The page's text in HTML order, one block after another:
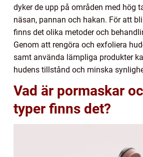
dyker de upp på områden med hög
näsan, pannan och hakan. För att
finns det olika metoder och
Genom att rengöra och exfoliera
samt använda lämpliga produkter
hudens tillstånd och minska
Vad är pormaskar
typer finns det?